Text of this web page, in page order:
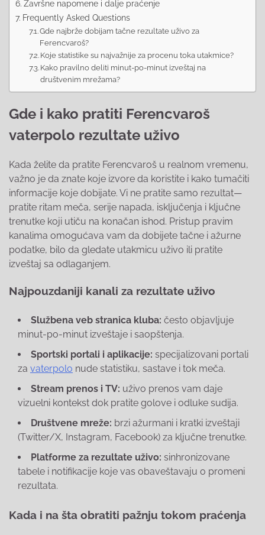
Završne napomene i dalje praćenje
Frequently Asked Questions
Gde najbrže dobijam tačne rezultate uživo za
Ferencvaroš?
Koje statistike su najvažnije za procenu toka utakmice?
Kako pravilno deliti minut-po-minut izveštaj na
društvenim mrežama?
Gde i kako pratiti Ferencvaroš
vaterpolo rezultate uživo
Kada želite da pratite Ferencvaroš u realnom vremenu,
važno je da znate koje izvore da koristite i kako tumačiti
informacije koje dobijate. Vi ne pratite samo rezultat—
pratite ritam meča, serije napada, isključenja i ključne
trenutke koji utiču na konačan ishod. Pristup pravim
kanalima omogućava vam da dobijete tačne i ažurne
podatke, bilo da gledate utakmicu uživo ili pratite
izveštaj sa odlaganjem.
Najpouzdaniji kanali za rezultate uživo
Službena veb stranica kluba: često objavljuje
minut-po-minut izveštaje i saopštenja.
Sportski portali i aplikacije: specijalizovani portali
za vaterpolo nude statistiku, sastave i tok meča.
Stream prenos i TV: uživo prenos vam daje
vizuelni kontekst dok pratite golove i odluke sudija.
Društvene mreže: brzi ažurmani i kratki izveštaji
(Twitter/X, Instagram, Facebook) za ključne trenutke.
Platforme za rezultate uživo: sinhronizovane
tabele i notifikacije koje vas obaveštavaju o promeni
rezultata.
Kada i na šta obratiti pažnju tokom praćenja